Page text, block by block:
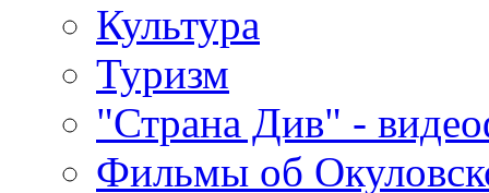
Культура
Туризм
"Страна Див" -
Фильмы об